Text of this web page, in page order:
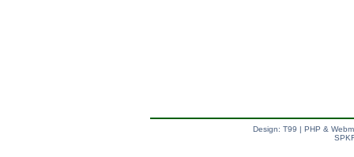
Design: T99 | PHP &